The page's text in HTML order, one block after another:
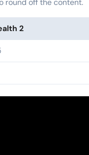
round off the content.
2